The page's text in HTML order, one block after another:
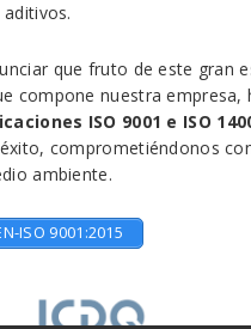
que fruto de este gran
compone nuestra empresa,
ISO 9001 e ISO
comprometiéndonos
ambiente.
ISO 9001:2015